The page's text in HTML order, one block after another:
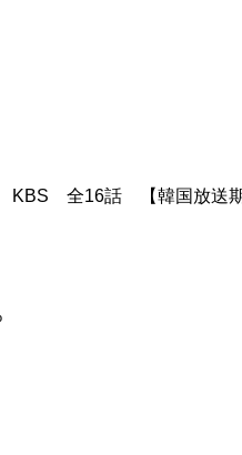
全16話 【韓国放送期